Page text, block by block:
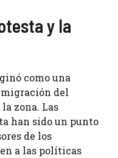
y la
como una
del
zona. Las
han sido un punto
de los
a las políticas